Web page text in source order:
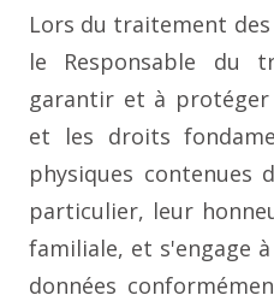
Lors du traitement
le Responsable du
garantir et à
et les droits
physiques contenues
particulier, leur
familiale, et s'engage
données